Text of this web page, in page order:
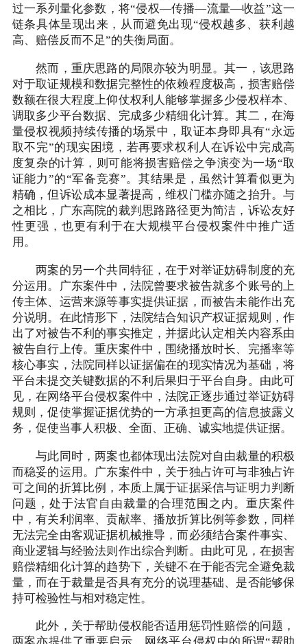
过一系列量化参数，将“侵权—传播—流量—收益”这一
链条具体呈现出来，从而避免出现“侵权越多、获利越
高、赔偿反而不足”的失衡局面。
然而，重庆思路的局限亦较为明显。其一，该思路
对于取证规模和数据完整性的依赖程度极高，损害赔偿
数额在很大程度上仰仗权利人能够掌握多少侵权样本、
调取多少平台数据、完成多少精细化计算。其二，在海
量侵权视频持续传播的场景中，取证本身即具有“永远
取不完”的现实困境，若再要求权利人在诉讼中完成高
度复杂的计算，则可能将损害赔偿之争演变为一场“取
证能力”的“军备竞赛”。其结果是，虽然计算看似更为
精确，但诉讼成本显著提高，维权门槛亦随之抬升。与
之相比，广东高院的裁判思路路径更为简洁，诉讼友好
性更强，也更有利于在大规模平台侵权案件中推广适
用。
两案的另一个共同特征，在于对举证妨碍制度的充
分运用。广东案件中，法院曾要求被告就多个账号的上
传主体、运营来源等事实提供证据，而被告未能作出充
分说明。在此情形下，法院结合知识产权证据规则，作
出了对被告不利的事实推定，并据此认定相关内容系由
被告自行上传。重庆案件中，围绕播放时长、完播率等
核心事实，法院同样以证据偏在的现实情况为基础，将
平台未提交关键数据的不利后果归于平台自身。由此可
见，在网络平台侵权案件中，法院正逐步通过举证妨碍
规则，促使掌握证据优势的一方承担更高的信息披露义
务，促使当事人积极、全面、正确、诚实地提供证据。
与此同时，两案也都体现出法院对自由裁量的积极
而稳妥的运用。广东案件中，关于独占许可与非独占许
可之间的折算比例，本质上属于证据采信与证明力判断
问题，处于法官自由裁量的合理范围之内。重庆案件
中，有关利润率、贡献率、播放折算比例等参数，同样
无法完全由客观证据机械推导，而必须结合案件事实、
商业逻辑与经验法则作出综合判断。由此可见，在损害
赔偿精细化计算的趋势下，关键不在于能否完全避免裁
量，而在于裁量是否具有充分的说理基础、是否能够保
持可检验性与相对稳定性。
此外，关于帮助侵权能否适用惩罚性赔偿的问题，